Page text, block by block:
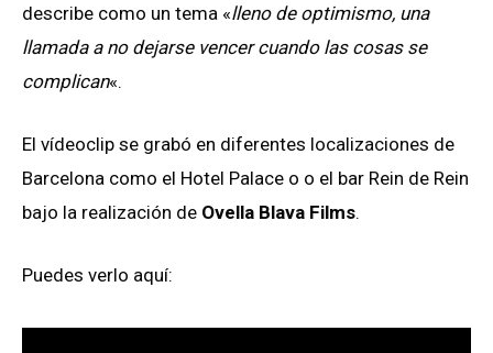
describe como un tema «lleno de optimismo, una
llamada a no dejarse vencer cuando las cosas se
complican«.
El vídeoclip se grabó en diferentes localizaciones de
Barcelona como el Hotel Palace o o el bar Rein de Rein
bajo la realización de Ovella Blava Films.
Puedes verlo aquí: